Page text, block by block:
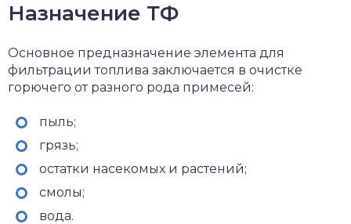
Назначение ТФ
Основное предназначение элемента для
фильтрации топлива заключается в очистке
горючего от разного рода примесей:
пыль;
грязь;
остатки насекомых и растений;
смолы;
вода.